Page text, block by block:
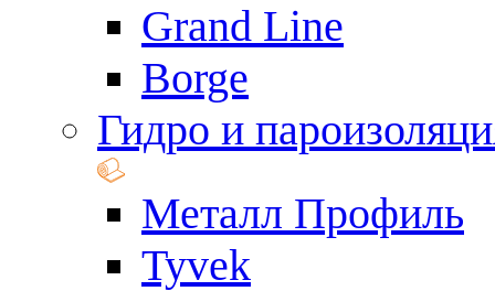
Grand Line
Borge
Гидро и
Металл Профиль
Tyvek